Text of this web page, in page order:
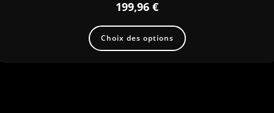
199,96 €
Choix des options